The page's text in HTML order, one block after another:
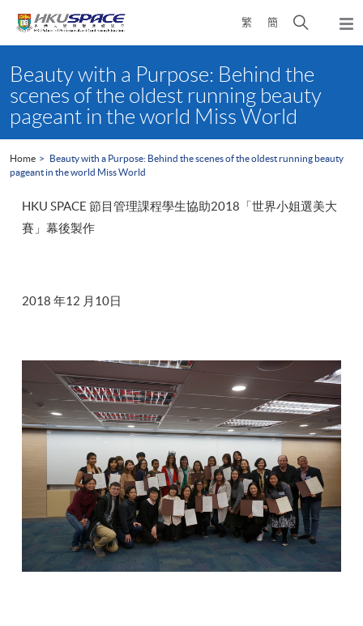
繁 簡
Open
search
content
startBeauty with a Purpose: Behind the
scenes of the oldest running beauty
pageant in the world Miss World
Home
Beauty with a Purpose: Behind the scenes of the oldest running beauty
pageant in the world Miss World
HKU SPACE 節目管理課程學生協助2018「世界小姐選美大
賽」幕後製作
2018 年12 月10日